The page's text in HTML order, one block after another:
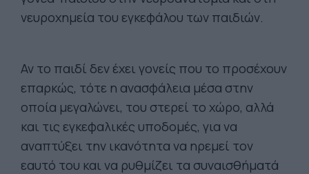
νευροχημεία του εγκεφάλου των παιδιών.
Αν το παιδί δεν έχει γονείς που το προσέχουν
επαρκώς, τότε η ανασφάλεια μέσα στην
οποία μεγαλώνει, του στερεί το χώρο, αλλά
και τις εγκεφαλικές υποδομές, για να
αναπτύξει την ικανότητα να ηρεμεί τον
εαυτό του και να ρυθμίζει τα συναισθήματά